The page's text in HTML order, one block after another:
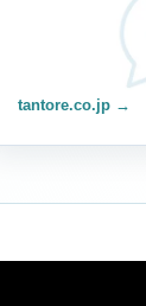
tantore.co.jp →